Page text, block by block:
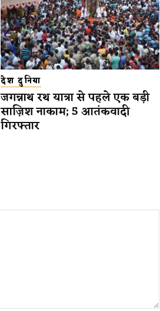
देश दुनिया
जगन्नाथ रथ यात्रा से पहले एक बड़ी
साज़िश नाकाम; 5 आतंकवादी
गिरफ्तार